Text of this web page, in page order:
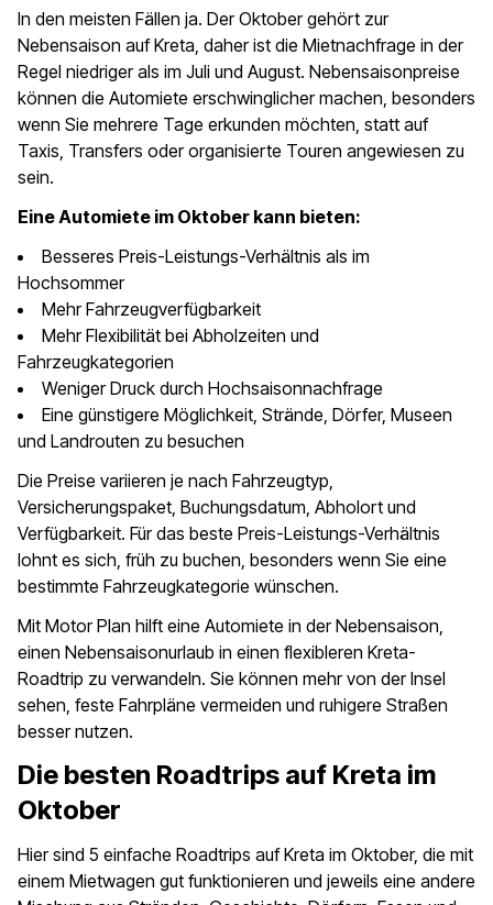
In den meisten Fällen ja. Der Oktober gehört zur
Nebensaison auf Kreta, daher ist die Mietnachfrage in der
Regel niedriger als im Juli und August. Nebensaisonpreise
können die Automiete erschwinglicher machen, besonders
wenn Sie mehrere Tage erkunden möchten, statt auf
Taxis, Transfers oder organisierte Touren angewiesen zu
sein.
Eine Automiete im Oktober kann bieten:
Besseres Preis-Leistungs-Verhältnis als im
Hochsommer
Mehr Fahrzeugverfügbarkeit
Mehr Flexibilität bei Abholzeiten und
Fahrzeugkategorien
Weniger Druck durch Hochsaisonnachfrage
Eine günstigere Möglichkeit, Strände, Dörfer, Museen
und Landrouten zu besuchen
Die Preise variieren je nach Fahrzeugtyp,
Versicherungspaket, Buchungsdatum, Abholort und
Verfügbarkeit. Für das beste Preis-Leistungs-Verhältnis
lohnt es sich, früh zu buchen, besonders wenn Sie eine
bestimmte Fahrzeugkategorie wünschen.
Mit Motor Plan hilft eine Automiete in der Nebensaison,
einen Nebensaisonurlaub in einen flexibleren Kreta-
Roadtrip zu verwandeln. Sie können mehr von der Insel
sehen, feste Fahrpläne vermeiden und ruhigere Straßen
besser nutzen.
Die besten Roadtrips auf Kreta im
Oktober
Hier sind 5 einfache Roadtrips auf Kreta im Oktober, die mit
einem Mietwagen gut funktionieren und jeweils eine andere